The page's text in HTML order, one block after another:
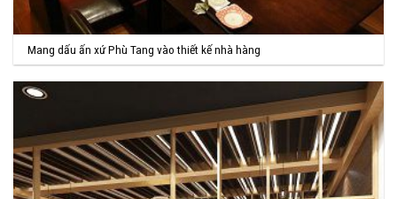
Mang dấu ấn xứ Phù Tang vào thiết kế nhà hàng